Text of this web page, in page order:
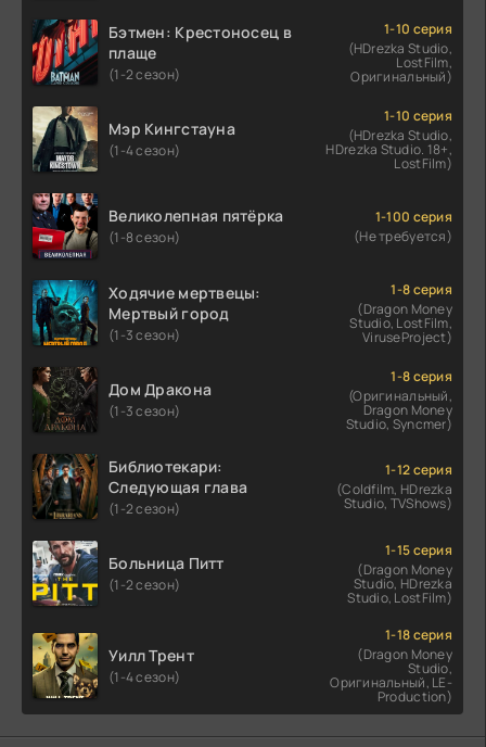
Бэтмен: Крестоносец в
плаще
(1-2 сезон)
1-10 серия
(HDrezka Studio,
LostFilm,
Оригинальный)
Мэр Кингстауна
(1-4 сезон)
1-10 серия
(HDrezka Studio,
HDrezka Studio. 18+,
LostFilm)
Великолепная пятёрка
(1-8 сезон)
1-100 серия
(Не требуется)
Ходячие мертвецы:
Мертвый город
(1-3 сезон)
1-8 серия
(Dragon Money
Studio, LostFilm,
ViruseProject)
Дом Дракона
(1-3 сезон)
1-8 серия
(Оригинальный,
Dragon Money
Studio, Syncmer)
Библиотекари:
Следующая глава
(1-2 сезон)
1-12 серия
(Coldfilm, HDrezka
Studio, TVShows)
Больница Питт
(1-2 сезон)
1-15 серия
(Dragon Money
Studio, HDrezka
Studio, LostFilm)
Уилл Трент
(1-4 сезон)
1-18 серия
(Dragon Money
Studio,
Оригинальный, LE-
Production)